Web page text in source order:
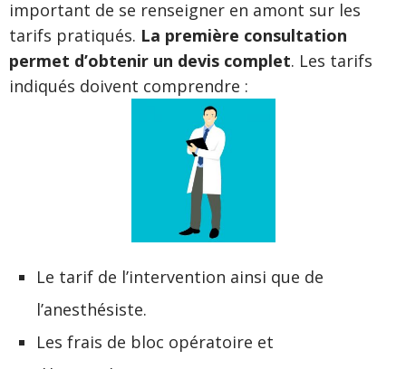
important de se renseigner en amont sur les
tarifs pratiqués. La première consultation
permet d’obtenir un devis complet. Les tarifs
indiqués doivent comprendre :
Le tarif de l’intervention ainsi que de
l’anesthésiste.
Les frais de bloc opératoire et